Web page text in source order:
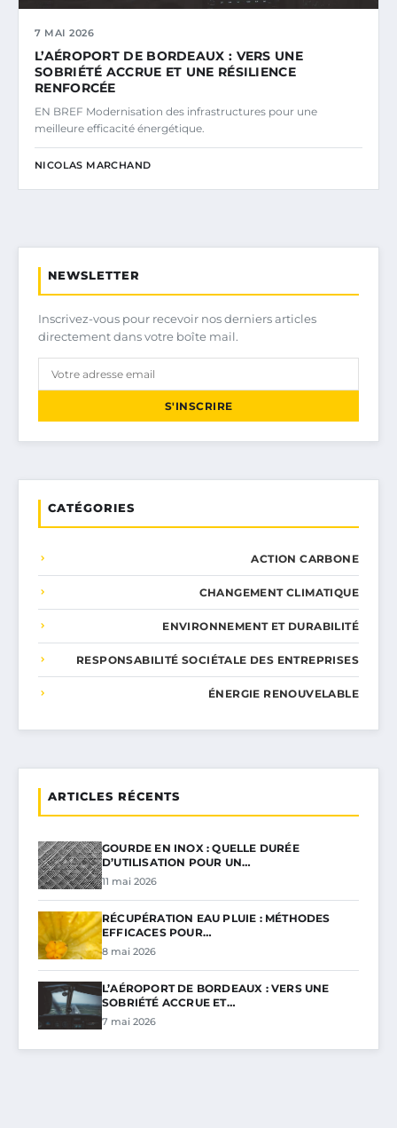
7 MAI 2026
L’AÉROPORT DE BORDEAUX : VERS UNE
SOBRIÉTÉ ACCRUE ET UNE RÉSILIENCE
RENFORCÉE
EN BREF Modernisation des infrastructures pour une
meilleure efficacité énergétique.
NICOLAS MARCHAND
NEWSLETTER
Inscrivez-vous pour recevoir nos derniers articles
directement dans votre boîte mail.
S'INSCRIRE
CATÉGORIES
ACTION CARBONE
CHANGEMENT CLIMATIQUE
ENVIRONNEMENT ET DURABILITÉ
RESPONSABILITÉ SOCIÉTALE DES ENTREPRISES
ÉNERGIE RENOUVELABLE
ARTICLES RÉCENTS
GOURDE EN INOX : QUELLE DURÉE
D’UTILISATION POUR UN…
11 mai 2026
RÉCUPÉRATION EAU PLUIE : MÉTHODES
EFFICACES POUR…
8 mai 2026
L’AÉROPORT DE BORDEAUX : VERS UNE
SOBRIÉTÉ ACCRUE ET…
7 mai 2026